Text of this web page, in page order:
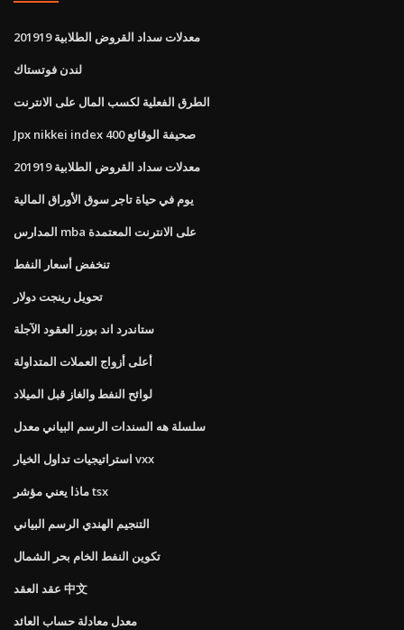
معدلات سداد القروض الطلابية 201919
لندن فوتستاك
الطرق الفعلية لكسب المال على الانترنت
Jpx nikkei index 400 صحيفة الوقائع
معدلات سداد القروض الطلابية 201919
يوم في حياة تاجر سوق الأوراق المالية
المدارس mba على الانترنت المعتمدة
تنخفض أسعار النفط
تحويل رينجت دولار
ستاندرد اند بورز العقود الآجلة
أعلى أزواج العملات المتداولة
لوائح النفط والغاز قبل الميلاد
سلسلة هه السندات الرسم البياني معدل
استراتيجيات تداول الخيار vxx
ماذا يعني مؤشر tsx
التنجيم الهندي الرسم البياني
تكوين النفط الخام بحر الشمال
عقد العقد 中文
معدل معادلة حساب العائد